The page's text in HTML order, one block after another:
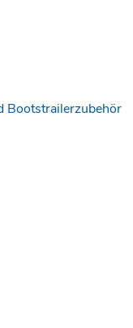
Bootstrailerzubehör